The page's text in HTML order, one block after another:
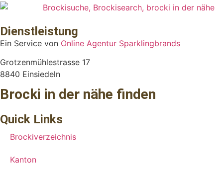
Dienstleistung
Ein Service von Online Agentur Sparklingbrands
Grotzenmühlestrasse 17
8840 Einsiedeln
Brocki in der nähe finden
Quick Links
Brockiverzeichnis
Kanton